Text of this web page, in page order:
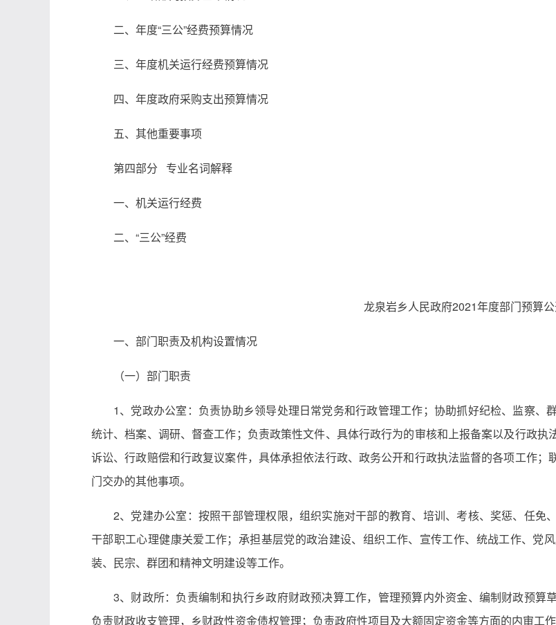
二、年度“三公”经费预算情况
三、年度机关运行经费预算情况
四、年度政府采购支出预算情况
五、其他重要事项
第四部分 专业名词解释
一、机关运行经费
二、“三公”经费
龙泉岩乡人民政府2021年度部门预算
一、部门职责及机构设置情况
（一）部门职责
1、党政办公室：负责协助乡领导处理日常党务和行政管理工作；协助抓好纪检、监察、
统计、档案、调研、督查工作；负责政策性文件、具体行政行为的审核和上报备案以及行政
诉讼、行政赔偿和行政复议案件，具体承担依法行政、政务公开和行政执法监督的各项工作
门交办的其他事项。
2、党建办公室：按照干部管理权限，组织实施对干部的教育、培训、考核、奖惩、任免
干部职工心理健康关爱工作；承担基层党的政治建设、组织工作、宣传工作、统战工作、党
装、民宗、群团和精神文明建设等工作。
3、财政所：负责编制和执行乡政府财政预决算工作，管理预算内外资金、编制财政预算
负责财政收支管理，乡财政性资金债权管理；负责政府性项目及大额固定资金等方面的内审工